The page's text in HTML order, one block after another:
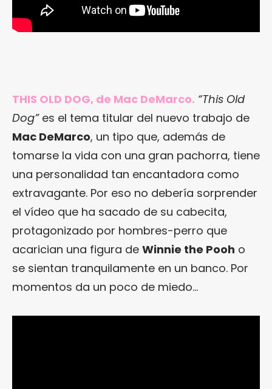
THIS OLD DOG, de Mac DeMarco. “This Old
Dog”es el tema titular del nuevo trabajo de
Mac DeMarco, un tipo que, además de
tomarse la vida con una gran pachorra, tiene
una personalidad tan encantadora como
extravagante. Por eso no debería sorprender
el vídeo que ha sacado de su cabecita,
protagonizado por hombres-perro que
acarician una figura de Winnie the Pooh o
se sientan tranquilamente en un banco. Por
momentos da un poco de miedo…